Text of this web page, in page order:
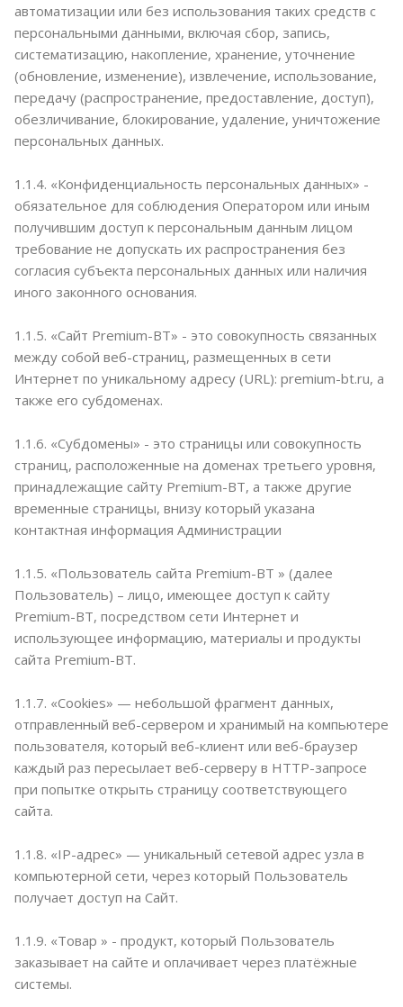
автоматизации или без использования таких средств с
персональными данными, включая сбор, запись,
систематизацию, накопление, хранение, уточнение
(обновление, изменение), извлечение, использование,
передачу (распространение, предоставление, доступ),
обезличивание, блокирование, удаление, уничтожение
персональных данных.
1.1.4. «Конфиденциальность персональных данных» -
обязательное для соблюдения Оператором или иным
получившим доступ к персональным данным лицом
требование не допускать их распространения без
согласия субъекта персональных данных или наличия
иного законного основания.
1.1.5. «Сайт Premium-BT» - это совокупность связанных
между собой веб-страниц, размещенных в сети
Интернет по уникальному адресу (URL): premium-bt.ru, а
также его субдоменах.
1.1.6. «Субдомены» - это страницы или совокупность
страниц, расположенные на доменах третьего уровня,
принадлежащие сайту Premium-BT, а также другие
временные страницы, внизу который указана
контактная информация Администрации
1.1.5. «Пользователь сайта Premium-BT » (далее
Пользователь) – лицо, имеющее доступ к сайту
Premium-BT, посредством сети Интернет и
использующее информацию, материалы и продукты
сайта Premium-BT.
1.1.7. «Cookies» — небольшой фрагмент данных,
отправленный веб-сервером и хранимый на компьютере
пользователя, который веб-клиент или веб-браузер
каждый раз пересылает веб-серверу в HTTP-запросе
при попытке открыть страницу соответствующего
сайта.
1.1.8. «IP-адрес» — уникальный сетевой адрес узла в
компьютерной сети, через который Пользователь
получает доступ на Сайт.
1.1.9. «Товар » - продукт, который Пользователь
заказывает на сайте и оплачивает через платёжные
системы.